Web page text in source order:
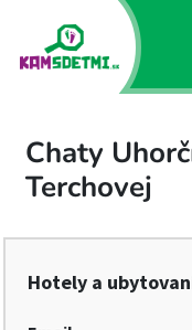
Chaty
Terchovej
Hotely a